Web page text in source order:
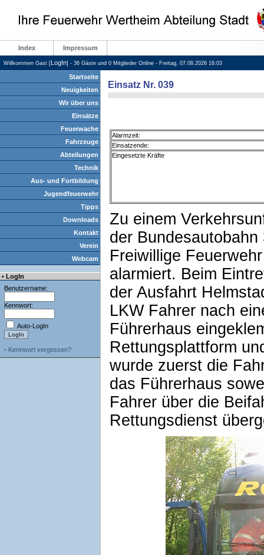
Index Impressum
Willkommen Gast [LogIn] - 36 Gäste und 0 Mitglieder Online - Freitag, 07.08.2026 16:03
Startseite
Neuigkeiten
Wir über uns
Einsätze
Feuerwache
Fahrzeuge
Abteilungen
Technik
Aus- und Fortbildung
Jugendfeuerwehr
Tipps
Downloads
Kontakt
Verein
Webcam
• LogIn
Benutzername:
Kennwort:
Auto-LogIn
- Kennwort vergessen?
Einsatz Nr. 039
Alarmzeit:
Einsatzende:
Eingesetzte Kräfte
Zu einem
der
Freiwillige
alarmiert. Beim
der Ausfahrt
LKW Fahrer nach
Führerhaus
Rettungsplattform
wurde zuerst die
das Führerhaus
Fahrer über die
Rettungsdienst